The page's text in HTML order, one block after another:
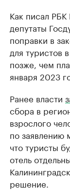
Как писал РБК
депутаты
поправки в
для туристов
позже, чем
января 2023
Ранее власти
сбора в
взрослого
по заявлению
что туристы
отель
решение.